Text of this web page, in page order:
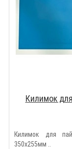
Килимок
Килимок для
350х255мм ..